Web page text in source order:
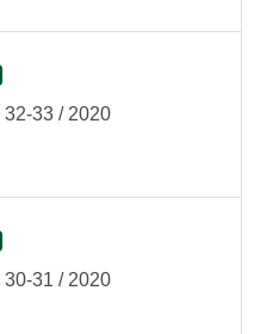
33 / 2020
31 / 2020